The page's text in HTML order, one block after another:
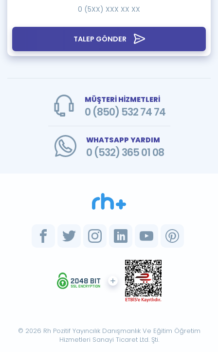
TALEP GÖNDER
MÜŞTERİ HİZMETLERİ
0 (850) 532 74 74
WHATSAPP YARDIM
0 (532) 365 01 08
© 2026 Rh Pozitif Yayıncılık Danışmanlık Ve Eğitim Öğretim
Hizmetleri Sanayi Ticaret Ltd. Şti.